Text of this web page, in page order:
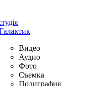
Видео
Аудио
Фото
Съемка
Полиграфия